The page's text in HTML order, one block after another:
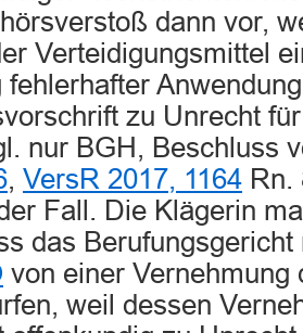
dann vor,
Verteidigungsmittel
fehlerhafter
zu Unrecht
nur BGH, Beschluss
, VersR 2017, 1164
Fall. Die Klägerin
das
von einer Vernehmung
weil dessen